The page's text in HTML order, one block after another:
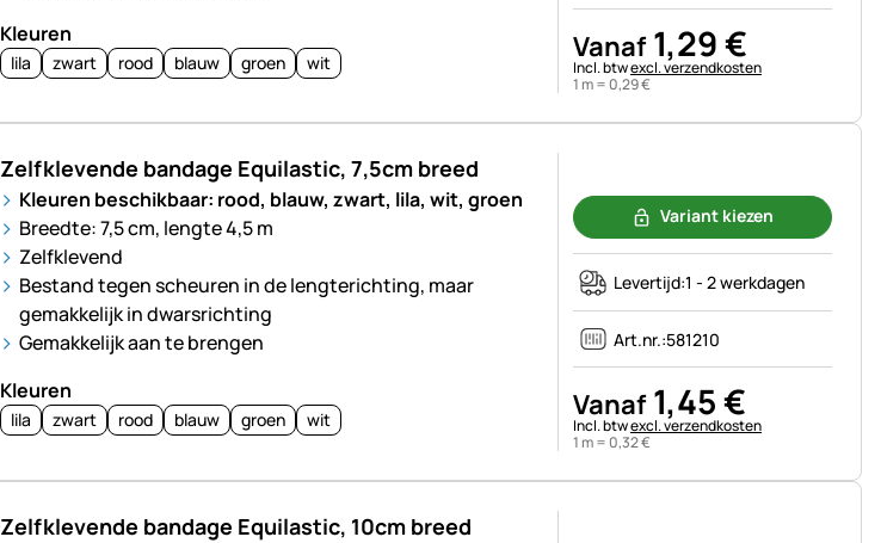
Kleuren
lila zwart rood blauw groen wit Vanaf 1,29€
Belastinginformatie:
Incl. btwexcl. verzendkosten
1 m = 0,29€
Zelfklevende bandage Equilastic, 7,5cm breed
Kleuren beschikbaar: rood, blauw, zwart, lila, wit, groen
Breedte: 7,5 cm, lengte 4,5 m
Zelfklevend
Bestand tegen scheuren in de lengterichting, maar
gemakkelijk in dwarsrichting
Gemakkelijk aan te brengen
Kleuren
lila zwart rood blauw groen wit
Variant kiezen
Levertijd:1 - 2 werkdagen
Art.nr.:581210
Vanaf 1,45€
Belastinginformatie:
Incl. btwexcl. verzendkosten
1 m = 0,32€
Zelfklevende bandage Equilastic, 10cm breed